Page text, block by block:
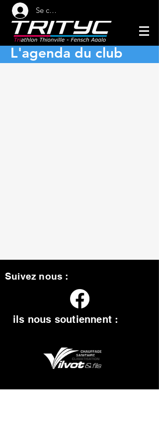
Se connecter
L'agenda du club
Suivez nous :
ils nous soutiennent :